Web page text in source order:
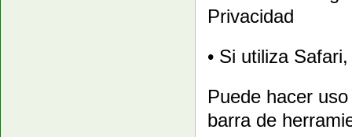
Privacidad
• Si utiliza
Puede hacer
barra de